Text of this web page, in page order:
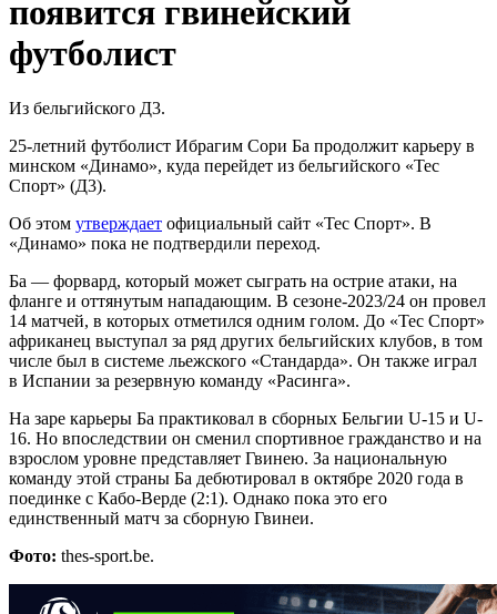
появится гвинейский
футболист
Из бельгийского Д3.
25-летний футболист Ибрагим Сори Ба продолжит карьеру в
минском «Динамо», куда перейдет из бельгийского «Тес
Спорт» (Д3).
Об этом утверждает официальный сайт «Тес Спорт». В
«Динамо» пока не подтвердили переход.
Ба — форвард, который может сыграть на острие атаки, на
фланге и оттянутым нападающим. В сезоне-2023/24 он провел
14 матчей, в которых отметился одним голом. До «Тес Спорт»
африканец выступал за ряд других бельгийских клубов, в том
числе был в системе льежского «Стандарда». Он также играл
в Испании за резервную команду «Расинга».
На заре карьеры Ба практиковал в сборных Бельгии U-15 и U-
16. Но впоследствии он сменил спортивное гражданство и на
взрослом уровне представляет Гвинею. За национальную
команду этой страны Ба дебютировал в октябре 2020 года в
поединке с Кабо-Верде (2:1). Однако пока это его
единственный матч за сборную Гвинеи.
Фото: thes-sport.be.